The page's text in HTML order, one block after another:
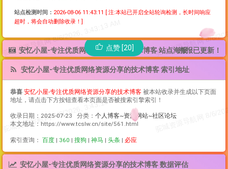
站点检测时间： 2026-08-06 11:43:11 [ 注:本站已开启全站轮询检测，长时间响应
超时，将会自动删除收录！]
安忆小屋-专注优质网络资源分享的技术博客 站点海报海报已更新！
点赞 [20]
安忆小屋-专注优质网络资源分享的技术博客 索引地址
恭喜 安忆小屋-专注优质网络资源分享的技术博客 被本站收录并生成以下页面
地址，请点击下方按钮查看本页面是否被搜索引擎索引！
收录日期：2025-07-23 分类： 个人博客~资源网站~社区论坛
本文地址：https://www.tcslw.cn/site/561.html
索引查询： 百度 | 360 | 搜狗 | 神马 | 头条 | 必应
安忆小屋-专注优质网络资源分享的技术博客 数据评估